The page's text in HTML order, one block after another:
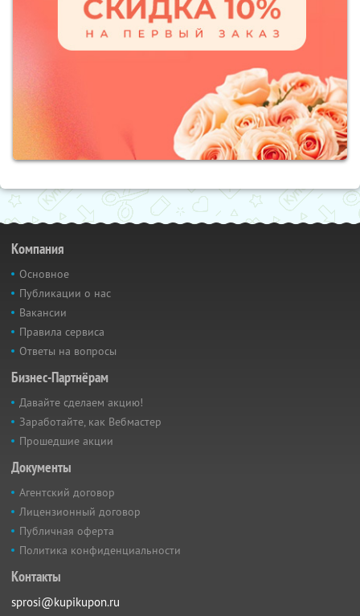
Компания
Основное
Публикации о нас
Вакансии
Правила сервиса
Ответы на вопросы
Бизнес-Партнёрам
Давайте сделаем акцию!
Заработайте, как Вебмастер
Прошедшие акции
Документы
Агентский договор
Лицензионный договор
Публичная оферта
Политика конфиденциальности
Контакты
sprosi@kupikupon.ru